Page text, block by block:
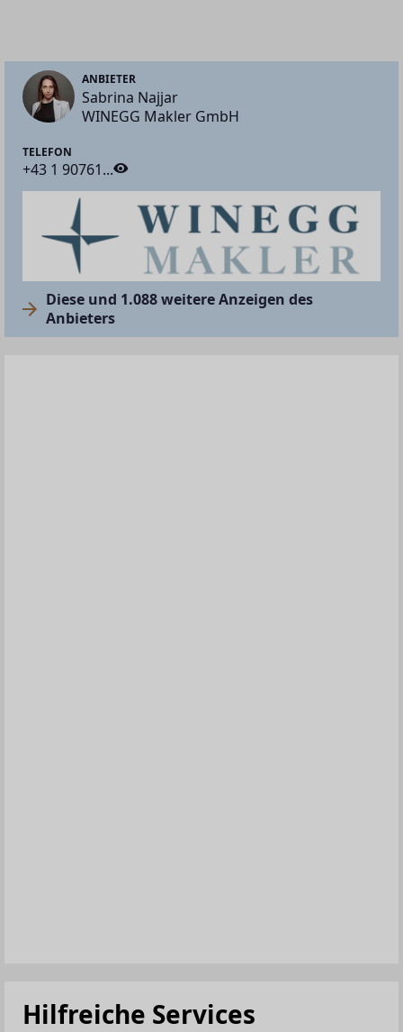
ANBIETER
Sabrina Najjar
WINEGG Makler GmbH
TELEFON
+43 1 90761...
Diese und 1.088 weitere Anzeigen des
Anbieters
Hilfreiche Services